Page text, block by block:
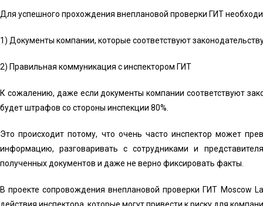
Для успешного прохождения внеплановой проверки ГИТ
1) Документы компании, которые соответствуют
2) Правильная коммуникация с инспектором ГИТ
К сожалению, даже если документы компании соответствуют
будет штрафов со стороны инспекции 80%.
Это происходит потому, что очень часто инспектор может
информацию, разговаривать с сотрудниками и
полученных документов и даже не верно фиксировать факты.
В проекте сопровождения внеплановой проверки ГИТ Moscow